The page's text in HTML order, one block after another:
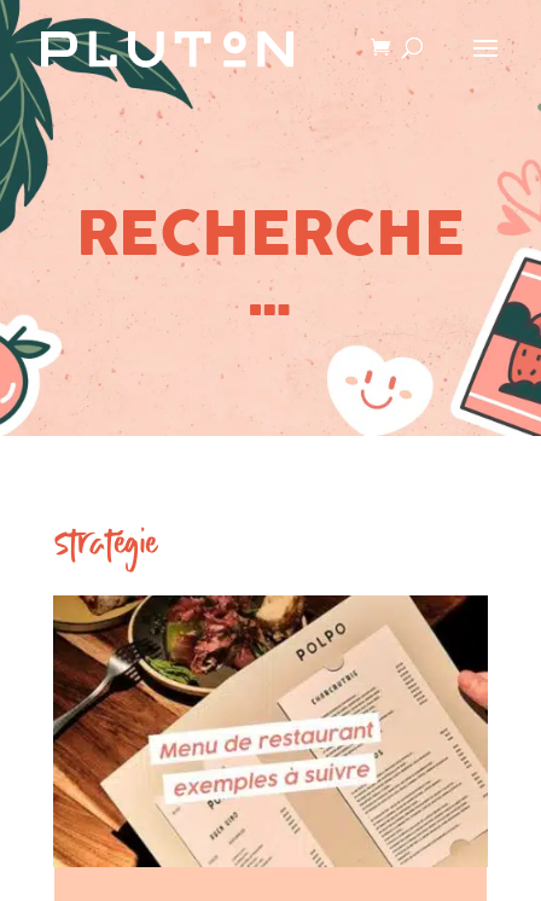
RECHERCHE
…
Stratégie